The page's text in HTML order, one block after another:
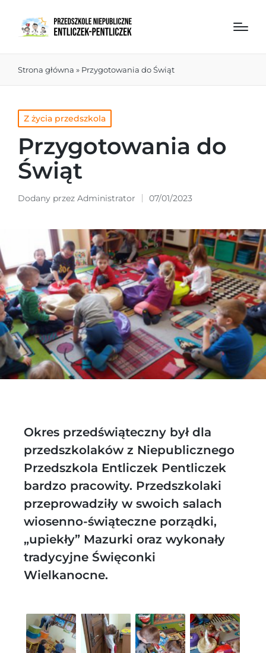
Strona główna » Przygotowania do Świąt
Z życia przedszkola
Przygotowania do
Świąt
Dodany przez Administrator 07/01/2023
Okres przedświąteczny był dla
przedszkolaków z Niepublicznego
Przedszkola Entliczek Pentliczek
bardzo pracowity. Przedszkolaki
przeprowadziły w swoich salach
wiosenno-świąteczne porządki,
„upiekły” Mazurki oraz wykonały
tradycyjne Święconki
Wielkanocne.